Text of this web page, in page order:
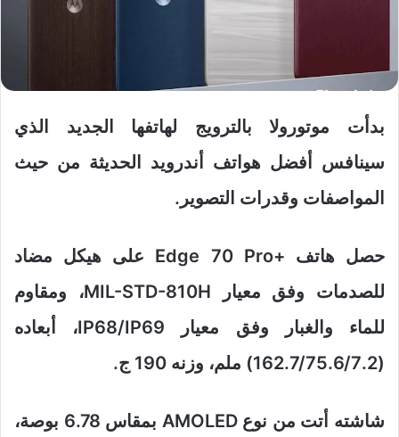
بدأت موتورولا بالترويج لهاتفها الجديد الذي
سينافس أفضل هواتف أندرويد الحديثة من حيث
المواصفات وقدرات التصوير.
حصل هاتف +Edge 70 Pro على هيكل مضاد
للصدمات وفق معيار MIL-STD-810H، ومقاوم
للماء والغبار وفق معيار IP68/IP69، أبعاده
(162.7/75.6/7.2) ملم، وزنه 190 ج.
شاشته أتت من نوع AMOLED بمقاس 6.78 بوصة،